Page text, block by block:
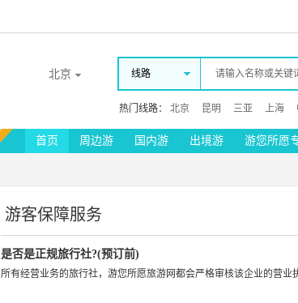
北京 线路
热门线路： 北京 昆明 三亚 上海
首页 周边游 国内游 出境游 游您所愿
游客保障服务
是否是正规旅行社?(预订前)
所有经营业务的旅行社，游您所愿旅游网都会严格审核该企业的营业